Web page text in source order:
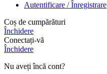
Autentificare / Înregistrare
Coș de cumpărături
Închidere
Conectați-vă
Închidere
Nu aveți încă cont?